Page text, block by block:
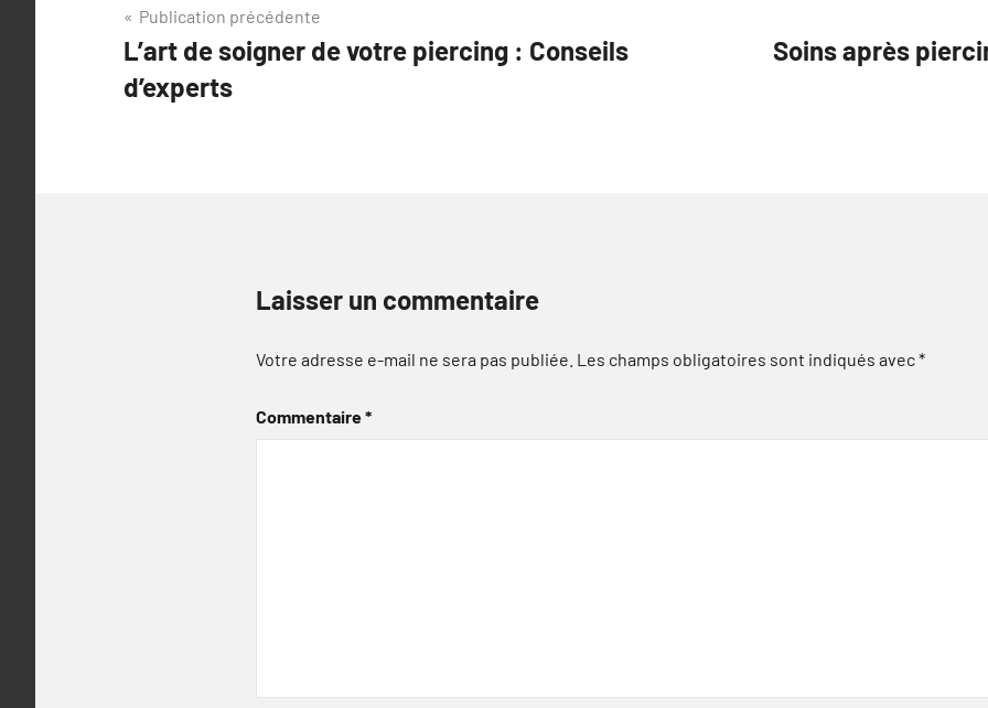
Navigation
de
l’article
Publication précédente
L’art de soigner de votre piercing : Conseils
d’experts
Soins après
Laisser un commentaire
Votre adresse e-mail ne sera pas publiée. Les champs obligatoires sont indiqués avec*
Commentaire*